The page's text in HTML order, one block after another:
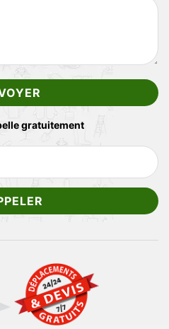
gratuitement